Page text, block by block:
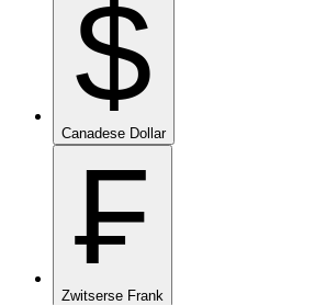
$
Canadese Dollar
₣
Zwitserse Frank